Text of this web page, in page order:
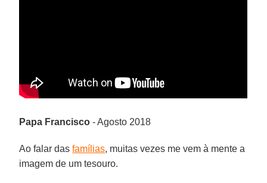
Papa Francisco - Agosto 2018
Ao falar dasfamílias, muitas vezes me vem à mente a
imagem de um tesouro.